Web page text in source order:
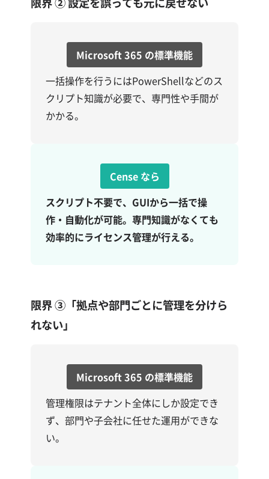
Microsoft 365 の標準機能
一括操作を行うにはPowerShellなどのス
クリプト知識が必要で、専門性や手間が
かかる。
Censeなら
スクリプト不要で、GUIから一括で操
作・自動化が可能。専門知識がなくても
効率的にライセンス管理が行える。
限界 ③ 「拠点や部門ごとに管理を分けら
れない」
Microsoft 365 の標準機能
管理権限はテナント全体にしか設定でき
ず、部門や子会社に任せた運用ができな
い。